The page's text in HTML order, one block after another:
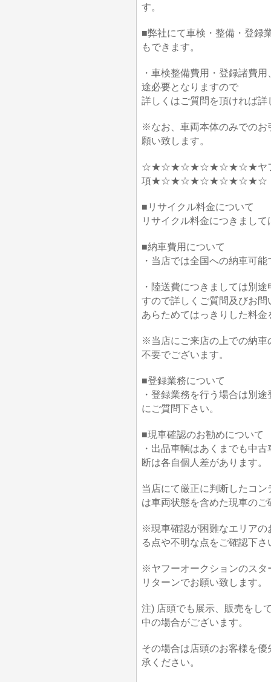
す。
■弊社にて車検・整備・登録
もできます。
・車検整備費用・登録諸費
途必要となりますので
詳しくはご質問を頂ければ
※なお、車両本体のみでのお
願い致します。
☆★☆★☆★☆★☆★☆★ヤフーオ
項★☆★☆★☆★☆★☆★☆
■リサイクル料金について
リサイクル料金につきまし
■納車費用について
・当店では全国への納車可
・陸送費につきましては別
すので詳しくご質問及びお
あらためてはっきりした料
※当店にご来店の上での納車
不要でございます。
■登録業務について
・登録業務を行う場合は別
にご質問下さい。
■現車確認のお勧めについて
・出品車輌はあくまでも中
断は各自個人差があります。
当店にて厳正に判断したコ
は車両状態を含めた現車の
※現車確認が困難なエリアの
る点や不明な点をご確認下さ
※ヤフーオークションのスタ
リターンでお願い致します。
注) 店頭でも展示、販売をし
中の場合がございます。
その場合は店頭のお客様を
承ください。